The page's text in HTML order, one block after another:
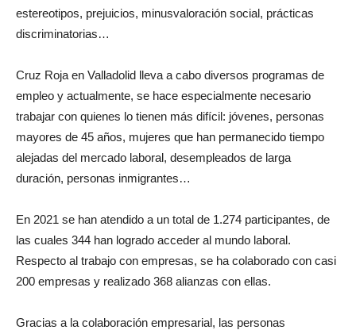
estereotipos, prejuicios, minusvaloración social, prácticas
discriminatorias…
Cruz Roja en Valladolid lleva a cabo diversos programas de
empleo y actualmente, se hace especialmente necesario
trabajar con quienes lo tienen más difícil: jóvenes, personas
mayores de 45 años, mujeres que han permanecido tiempo
alejadas del mercado laboral, desempleados de larga
duración, personas inmigrantes…
En 2021 se han atendido a un total de 1.274 participantes, de
las cuales 344 han logrado acceder al mundo laboral.
Respecto al trabajo con empresas, se ha colaborado con casi
200 empresas y realizado 368 alianzas con ellas.
Gracias a la colaboración empresarial, las personas